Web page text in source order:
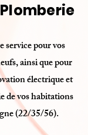
lomberie
service pour vos
ainsi que pour
électrique et
de vos habitations
(22/35/56).